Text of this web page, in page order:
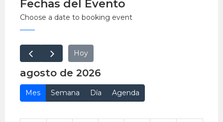
Lugar: La Vermut, Barranco
Fechas del Evento
Choose a date to booking event
Hoy
agosto de 2026
Mes Semana Día Agenda